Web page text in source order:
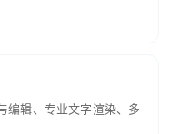
编辑、专业文字渲染、多